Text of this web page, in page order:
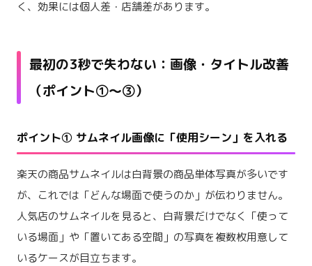
く、効果には個人差・店舗差があります。
最初の3秒で失わない：画像・タイトル改善
（ポイント①〜③）
ポイント① サムネイル画像に「使用シーン」を入れる
楽天の商品サムネイルは白背景の商品単体写真が多いです
が、これでは「どんな場面で使うのか」が伝わりません。
人気店のサムネイルを見ると、白背景だけでなく「使って
いる場面」や「置いてある空間」の写真を複数枚用意して
いるケースが目立ちます。